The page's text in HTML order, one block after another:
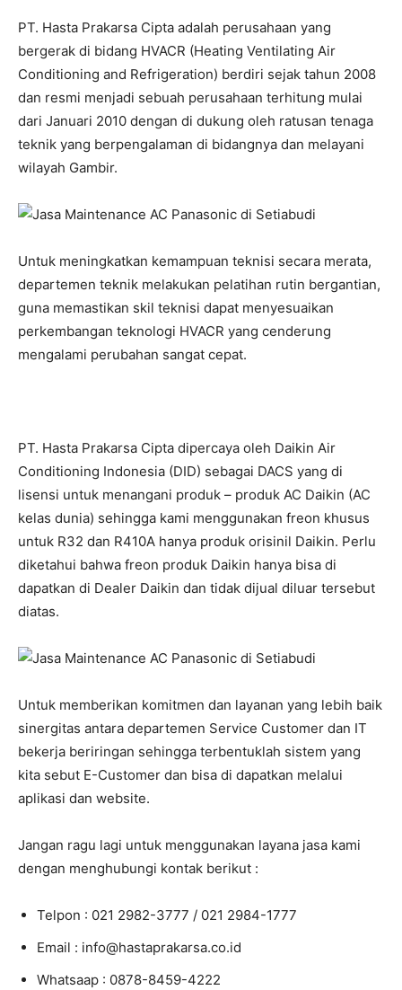
PT. Hasta Prakarsa Cipta adalah perusahaan yang
bergerak di bidang HVACR (Heating Ventilating Air
Conditioning and Refrigeration) berdiri sejak tahun 2008
dan resmi menjadi sebuah perusahaan terhitung mulai
dari Januari 2010 dengan di dukung oleh ratusan tenaga
teknik yang berpengalaman di bidangnya dan melayani
wilayah Gambir.
Untuk meningkatkan kemampuan teknisi secara merata,
departemen teknik melakukan pelatihan rutin bergantian,
guna memastikan skil teknisi dapat menyesuaikan
perkembangan teknologi HVACR yang cenderung
mengalami perubahan sangat cepat.
PT. Hasta Prakarsa Cipta dipercaya oleh Daikin Air
Conditioning Indonesia (DID) sebagai DACS yang di
lisensi untuk menangani produk – produk AC Daikin (AC
kelas dunia) sehingga kami menggunakan freon khusus
untuk R32 dan R410A hanya produk orisinil Daikin. Perlu
diketahui bahwa freon produk Daikin hanya bisa di
dapatkan di Dealer Daikin dan tidak dijual diluar tersebut
diatas.
Untuk memberikan komitmen dan layanan yang lebih baik
sinergitas antara departemen Service Customer dan IT
bekerja beriringan sehingga terbentuklah sistem yang
kita sebut E-Customer dan bisa di dapatkan melalui
aplikasi dan website.
Jangan ragu lagi untuk menggunakan layana jasa kami
dengan menghubungi kontak berikut :
Telpon : 021 2982-3777 / 021 2984-1777
Email : info@hastaprakarsa.co.id
Whatsaap : 0878-8459-4222